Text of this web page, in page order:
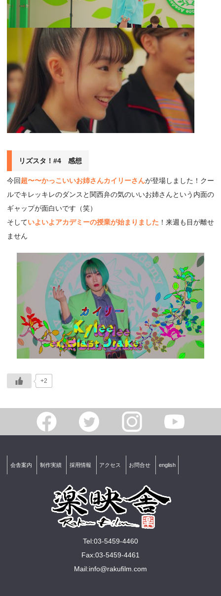
リズスタ！#4 感想
今回超〜〜かっこいいお姉さんカイリーさんが登場しました！クー
ルでキレッキレのダンスと関西弁の気のいいお姉さんという内面の
ギャップが面白いです（笑）
そしていよいよアカデミーの授業が始まりました ！来週も目が離せ
ません
+2
会舎案内 制作実績 採用情報 アクセス お問合せ english
Tel:03-5459-4460
Fax:03-5459-4461
Mail:info@rakuﬁlm.com